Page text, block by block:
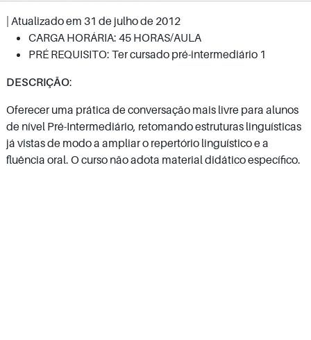
| Atualizado em 31 de julho de 2012
CARGA HORÁRIA: 45 HORAS/AULA
PRÉ REQUISITO: Ter cursado pré-intermediário 1
DESCRIÇÃO:
Oferecer uma prática de conversação mais livre para alunos
de nível Pré-Intermediário, retomando estruturas linguísticas
já vistas de modo a ampliar o repertório linguístico e a
fluência oral. O curso não adota material didático específico.